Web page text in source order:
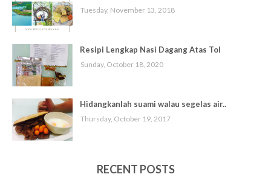
Tuesday, November 13, 2018
Resipi Lengkap Nasi Dagang Atas Tol
Sunday, October 18, 2020
Hidangkanlah suami walau segelas air..
Thursday, October 19, 2017
RECENT POSTS